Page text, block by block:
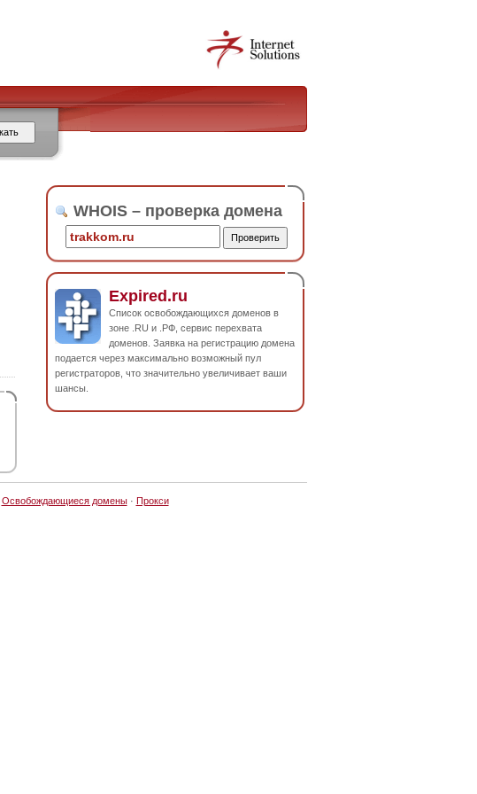
WHOIS – проверка домена
Expired.ru
Список освобождающихся доменов в
зоне .RU и .РФ, сервис перехвата
доменов. Заявка на регистрацию домена
подается через максимально возможный пул
регистраторов, что значительно увеличивает ваши
шансы.
Освобождающиеся домены· Прокси